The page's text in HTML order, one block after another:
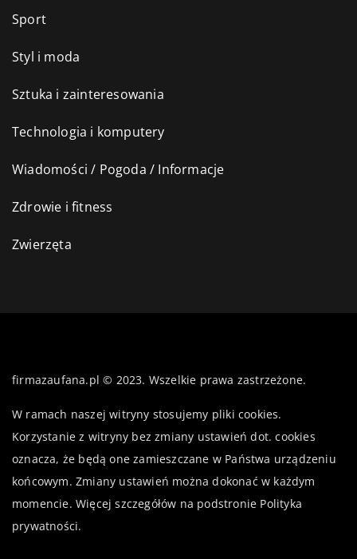
Sport
Styl i moda
Sztuka i zainteresowania
Technologia i komputery
Wiadomości / Pogoda / Informacje
Zdrowie i fitness
Zwierzęta
firmazaufana.pl © 2023. Wszelkie prawa zastrzeżone.
W ramach naszej witryny stosujemy pliki cookies.
Korzystanie z witryny bez zmiany ustawień dot. cookies
oznacza, że będą one zamieszczane w Państwa urządzeniu
końcowym. Zmiany ustawień można dokonać w każdym
momencie. Więcej szczegółów na podstronie Polityka
prywatności.